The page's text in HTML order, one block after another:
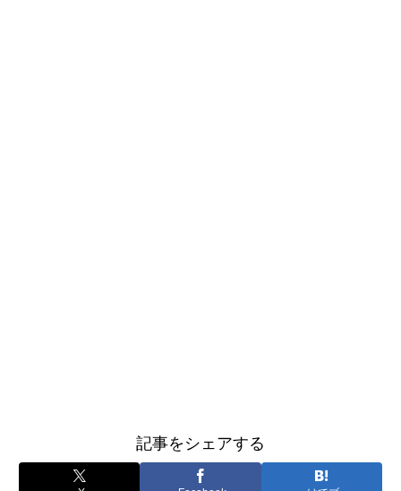
記事をシェアする